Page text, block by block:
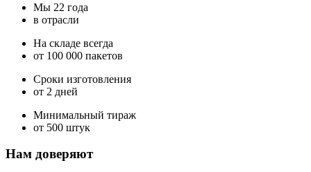
Мы 22 года
в отрасли
На складе всегда
от 100 000 пакетов
Сроки изготовления
от 2 дней
Минимальный тираж
от 500 штук
Нам доверяют